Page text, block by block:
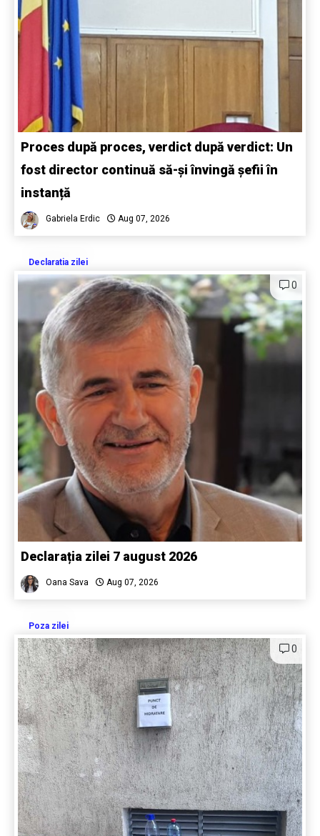
Proces după proces, verdict după verdict: Un
fost director continuă să-și învingă șefii în
instanță
Gabriela Erdic Aug 07, 2026
Declaratia zilei
0
Declarația zilei 7 august 2026
Oana Sava Aug 07, 2026
Poza zilei
0